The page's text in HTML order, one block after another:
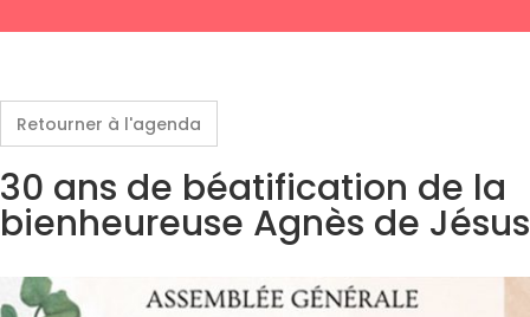
Retourner à l'agenda
30 ans de béatification de la
bienheureuse Agnès de Jésus